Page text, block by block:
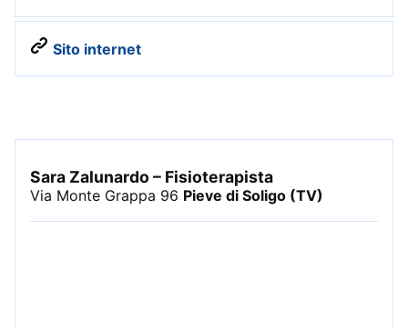
Sito internet
Sara Zalunardo – Fisioterapista
Via Monte Grappa 96 Pieve di Soligo (TV)